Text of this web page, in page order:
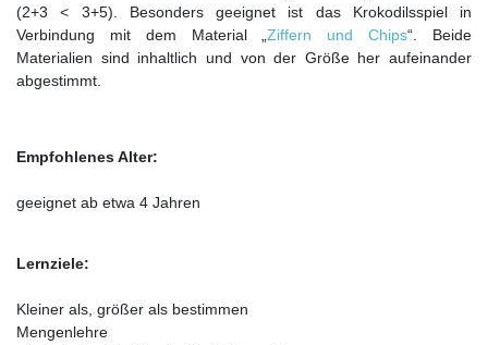
(2+3 < 3+5). Besonders geeignet ist das Krokodilsspiel in
Verbindung mit dem Material „Ziffern und Chips“. Beide
Materialien sind inhaltlich und von der Größe her aufeinander
abgestimmt.
Empfohlenes Alter:
geeignet ab etwa 4 Jahren
Lernziele:
Kleiner als, größer als bestimmen
Mengenlehre